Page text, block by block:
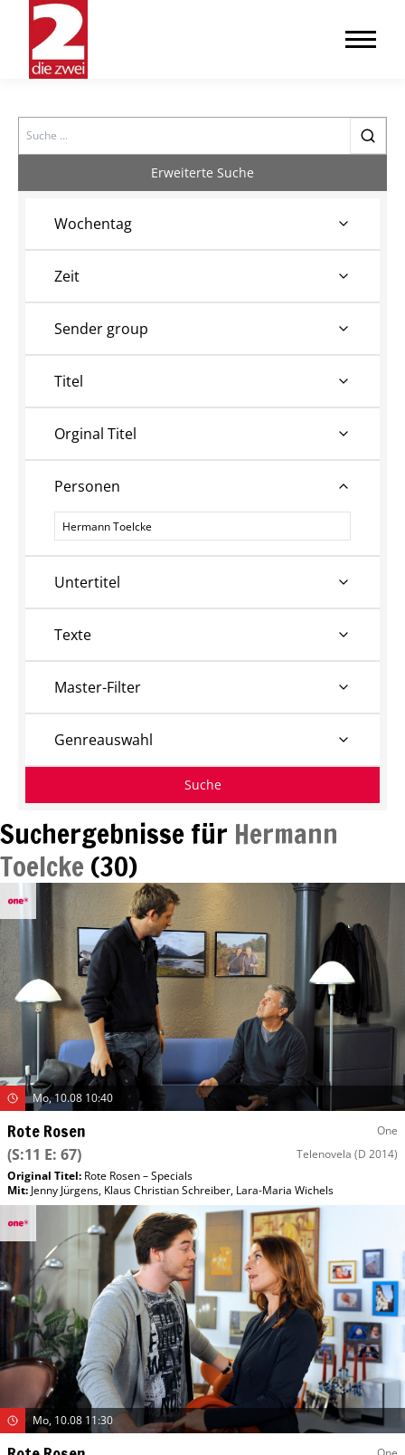
Search
Suchergebnisse für Hermann
Toelcke(30)
Mo, 10.08 10:40
Rote Rosen One
(S:11 E: 67) Telenovela (D 2014)
Original Titel: Rote Rosen – Specials
Mit: Jenny Jürgens, Klaus Christian Schreiber, Lara-Maria Wichels
Mo, 10.08 11:30
Erweiterte Suche
Wochentag
Zeit
Sender group
Titel
Orginal Titel
Personen
Personen
Untertitel
Texte
Master-Filter
Genreauswahl
Suche